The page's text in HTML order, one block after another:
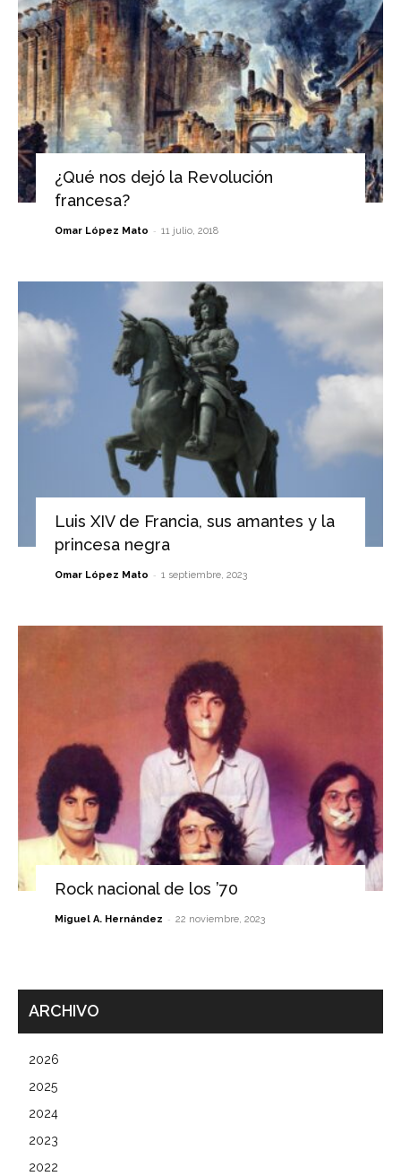
¿Qué nos dejó la Revolución
francesa?
Omar López Mato - 11 julio, 2018
Luis XIV de Francia, sus amantes y la
princesa negra
Omar López Mato - 1 septiembre, 2023
Rock nacional de los ’70
Miguel A. Hernández - 22 noviembre, 2023
ARCHIVO
2026
2025
2024
2023
2022